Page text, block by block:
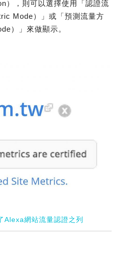
），則可以選擇使用「認證流
Mode）」或「預測流量方
）」來做顯示。
網站流量認證之列